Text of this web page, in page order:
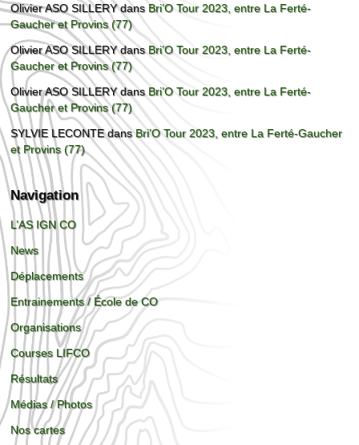
Olivier ASO SILLERYdans Bri’O Tour 2023, entre La Ferté-
Gaucher et Provins (77)
Olivier ASO SILLERYdansBri’O Tour 2023, entre La Ferté-
Gaucher et Provins (77)
Olivier ASO SILLERYdans Bri’O Tour 2023, entre La Ferté-
Gaucher et Provins (77)
SYLVIE LECONTEdansBri’O Tour 2023, entre La Ferté-Gaucher
et Provins (77)
Navigation
L’AS IGN CO
News
Déplacements
Entrainements / École de CO
Organisations
Courses LIFCO
Résultats
Médias / Photos
Nos cartes